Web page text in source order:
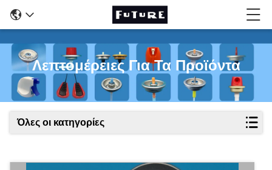
Λεπτομέρειες Για Τα Προϊόντα
Όλες οι κατηγορίες